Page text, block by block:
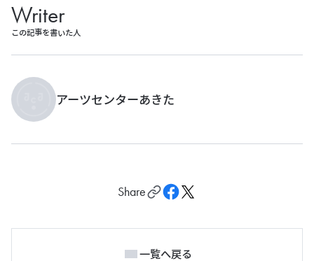
Writer
この記事を書いた人
アーツセンターあきた
Share
一覧へ戻る